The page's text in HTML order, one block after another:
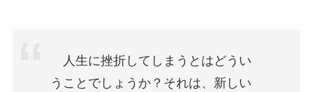
人生に挫折してしまうとはどうい
うことでしょうか？それは、新しい